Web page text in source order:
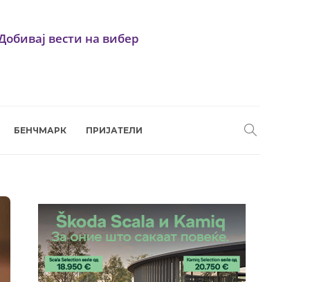
вести на вибер
БЕНЧМАРК ПРИЈАТЕЛИ